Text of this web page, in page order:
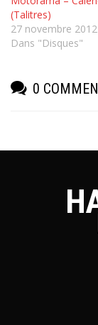
(Talitres)
27 novembre 2012
Dans "Disques"
0